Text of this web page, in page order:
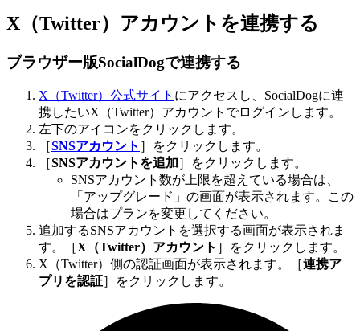
X（Twitter）アカウントを連携する
ブラウザー版SocialDogで連携する
X（Twitter）公式サイト にアクセスし、SocialDogに連
携したいX（Twitter）アカウントでログインします。
左下のアイコンをクリックします。
［SNSアカウント ］をクリックします。
［SNSアカウントを追加］をクリックします。
SNSアカウント数が上限を超えている場合は、
「アップグレード」の画面が表示されます。この
場合はプランを変更してください。
追加するSNSアカウントを選択する画面が表示されま
す。［X（Twitter）アカウント ］をクリックします。
X（Twitter）側の認証画面が表示されます。［連携ア
プリを認証］をクリックします。